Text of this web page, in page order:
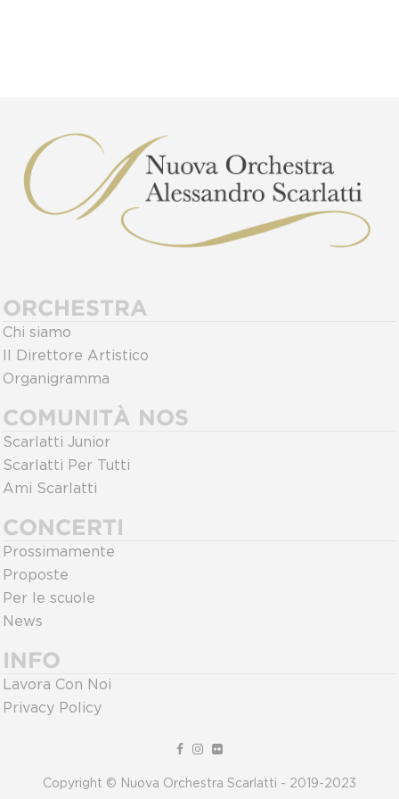
ORCHESTRA
Chi siamo
Il Direttore Artistico
Organigramma
COMUNITÀ NOS
Scarlatti Junior
Scarlatti Per Tutti
Ami Scarlatti
CONCERTI
Prossimamente
Proposte
Per le scuole
News
INFO
Lavora Con Noi
Privacy Policy
Copyright © Nuova Orchestra Scarlatti - 2019-2023